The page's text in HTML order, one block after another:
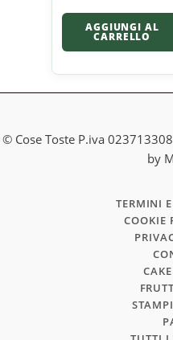
AGGIUNGI AL
CARRELLO
© Cose Toste P.iva
by
TERMINI
COOKIE